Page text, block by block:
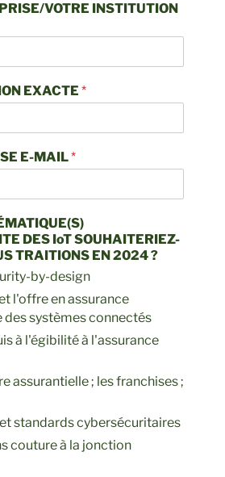
VOTRE INSTITUTION
EXACTE *
E-MAIL*
DES IoT SOUHAITERIEZ-
TRAITIONS EN 2024 ?
by-design
l'offre en assurance
systèmes connectés
à l'égibilité à l'assurance
assurantielle ; les franchises ;
standards cybersécuritaires
couture à la jonction